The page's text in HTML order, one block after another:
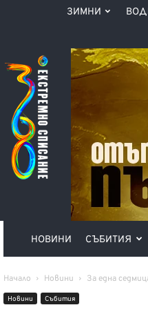
ЗИМНИ
Списание
360°
НОВИНИ СЪБИТИЯ
Начало Новини За една
Новини Събития